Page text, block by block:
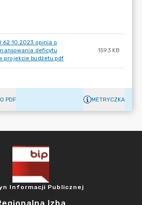
opinia o
deficytu
projekcie budżetu.pdf
159.3 KB
PDF METRYCZKA
Informacji Publicznej